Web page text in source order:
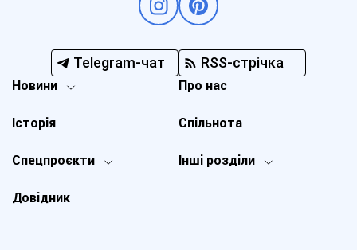
Telegram-чат RSS-стрічка
Новини
Спецпроєкти Інші розділи
Історія
Про нас
Довідник
Спільнота